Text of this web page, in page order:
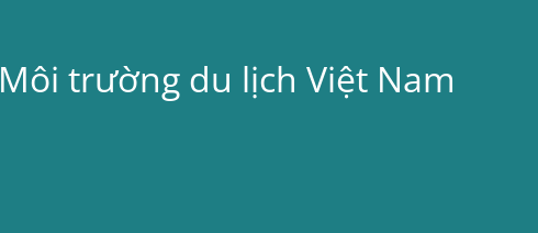
Môi trường du lịch Việt Nam